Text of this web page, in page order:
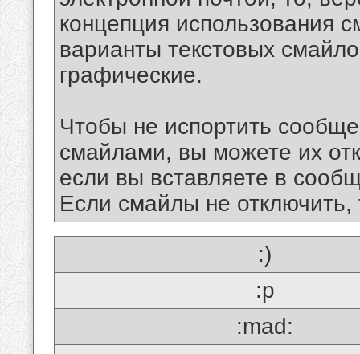
концепция использования
варианты текстовых
графические.
Чтобы не испортить
смайлами, вы можете их
если вы вставляете в
Если смайлы не отключить,
:)
:p
:mad: